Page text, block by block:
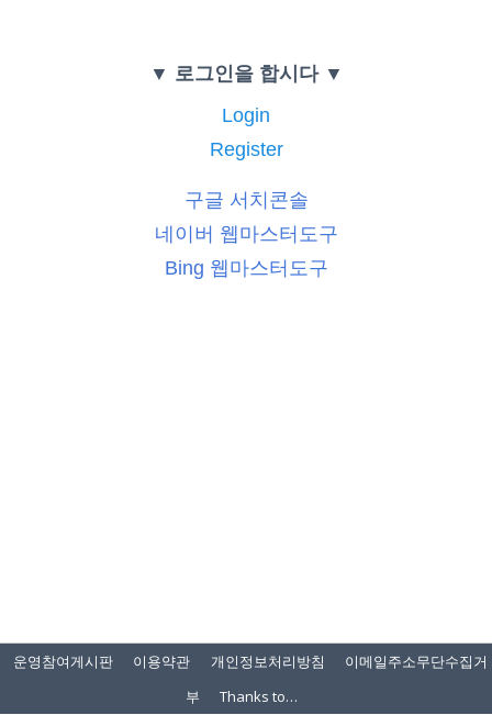
▼ 로그인을 합시다 ▼
Login
Register
구글 서치콘솔
네이버 웹마스터도구
Bing 웹마스터도구
운영참여게시판 이용약관 개인정보처리방침
이메일주소무단수집거
부
Thanks to…